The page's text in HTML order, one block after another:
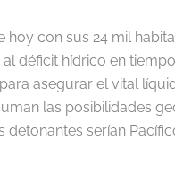
hoy con sus 24 mil
déficit hídrico en
asegurar el vital
las posibilidades
detonantes serían